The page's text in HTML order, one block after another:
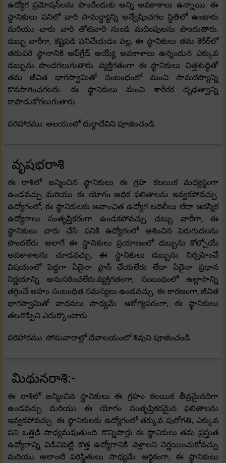
ఉద్యోగ ప్రమోషన్‌లను పొందేందుకు అన్ని అవకాశాలు ఉన్నాయి. ఈ
స్థానికులు పనిలో వారి సామర్థ్యాన్ని అన్వేషించగల స్థితిలో ఉంటారు
మరియు వారు వారి తోటివారి నుండి మదింపులను పొందుతారు.
డబ్బు వారీగా, కష్టపడి పనిచేయడం వల్ల, ఈ స్థానికులు తమ కెరీర్‌లో
తదుపరి స్థానానికి అప్‌గ్రేడ్ అయ్యే అవకాశాలు ఉన్నందున ఎక్కువ
డబ్బును పొందగలుగుతారు. వ్యక్తిగతంగా ఈ స్థానికులు చిత్తశుద్ధితో
తమ జీవిత భాగస్వామితో సంబంధంలో మంచి సామరస్యాన్ని
కొనసాగించగలరు. ఈ స్థానికులు మంచి శారీరక దృఢత్వాన్ని
కాపాడుకోగలుగుతారు.
పరిహారము: ఆలయంలో దుర్గాదేవిని పూజించండి.
వృషభరాశి
ఈ రాశిలో జన్మించిన స్థానికులు ఈ గ్రహ కలయిక మధ్యస్థంగా
ఉండవచ్చు మరియు ఈ యోగం అధిక ఫలితాలను ఇవ్వకపోవచ్చు.
ఉద్యోగంలో, ఈ స్థానికులకు అవాంఛిత ఉద్యోగ బదిలీలు లేదా ఆకస్మిక
ఉద్యోగాలు సంతృప్తికరంగా ఉండకపోవచ్చు. డబ్బు వారీగా, ఈ
స్థానికులు వారు చేసే పనికి ఉద్యోగంలో ఆశించిన పెరుగుదలను
పొందలేరు. అలాగే ఈ స్థానికులు ప్రయాణంలో డబ్బును కోల్పోయే
అవకాశాలను చూడవచ్చు. ఈ స్థానికులు డబ్బును నిర్వహించే
విషయంలో పెద్దగా ఏదైనా ప్లాన్ చేయలేరు లేదా ఏదైనా ప్రధాన
నిర్ణయాన్ని అనుసరించలేరు.వ్యక్తిగతంగా, సంబంధంలో ఉల్లాసాన్ని
తగ్గించే అహం సంబంధిత సమస్యలు ఉండవచ్చు. ఈ కారణంగా, జీవిత
భాగస్వామితో వాదనలు సాధ్యమే. ఆరోగ్యపరంగా, ఈ స్థానికులు
తలనొప్పిని ఎదుర్కొంటారు.
పరిహారము: సోమవారాల్లో దేవాలయంలో శివుని పూజించండి.
మిథునరాశి:-
ఈ రాశిలో జన్మించిన స్థానికులు ఈ గ్రహం కలయిక తీవ్రమైనదిగా
ఉండవచ్చు మరియు ఈ యోగం సంతృప్తికరమైన ఫలితాలను
ఇవ్వకపోవచ్చు. ఈ స్థానికులకు ఉద్యోగంలో తక్కువ పురోగతి, ఎక్కువ
పని ఒత్తిడి సాధ్యమవుతుంది. కొన్నిసార్లు ఈ స్థానికులు తమ ప్రస్తుత
ఉద్యోగాన్ని విడిచిపెట్టి కొత్త ఉద్యోగానికి వెళ్లాలని నిర్ణయించుకోవచ్చు
మరియు అలాంటి పరిస్థితులు సాధ్యమే. ఆర్థికంగా, ఈ స్థానికులు